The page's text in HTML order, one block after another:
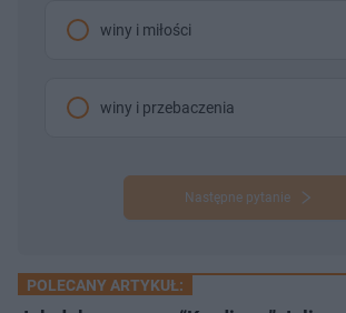
winy i miłości
winy i przebaczenia
Następne pytanie
POLECANY ARTYKUŁ: